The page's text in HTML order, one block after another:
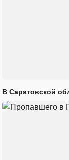
В Саратовской